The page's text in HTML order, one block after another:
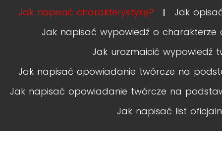
Jak napisać charakterystykę?
Jak
Jak napisać wypowiedź o charakterze
Jak urozmaicić wypowiedź
Jak napisać opowiadanie twórcze na
Jak napisać opowiadanie twórcze na
Jak napisać list